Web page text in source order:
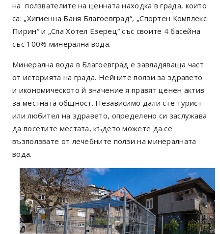
на ползвателите на ценната находка в града, които
са: „Хигиенна Баня Благоевград“, „Спортен Комплекс
Пирин“ и „Спа Хотел Езерец“ със своите 4 басейна
със 100% минерална вода.
Минерална вода в Благоевград е завладяваща част
от историята на града. Нейните ползи за здравето
и икономическото й значение я правят ценен актив
за местната общност. Независимо дали сте турист
или любител на здравето, определено си заслужава
да посетите местата, където можете да се
възползвате от лечебните ползи на минералната
вода.